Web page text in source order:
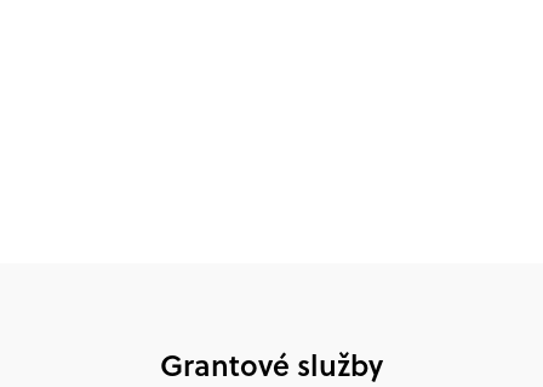
Grantové služby